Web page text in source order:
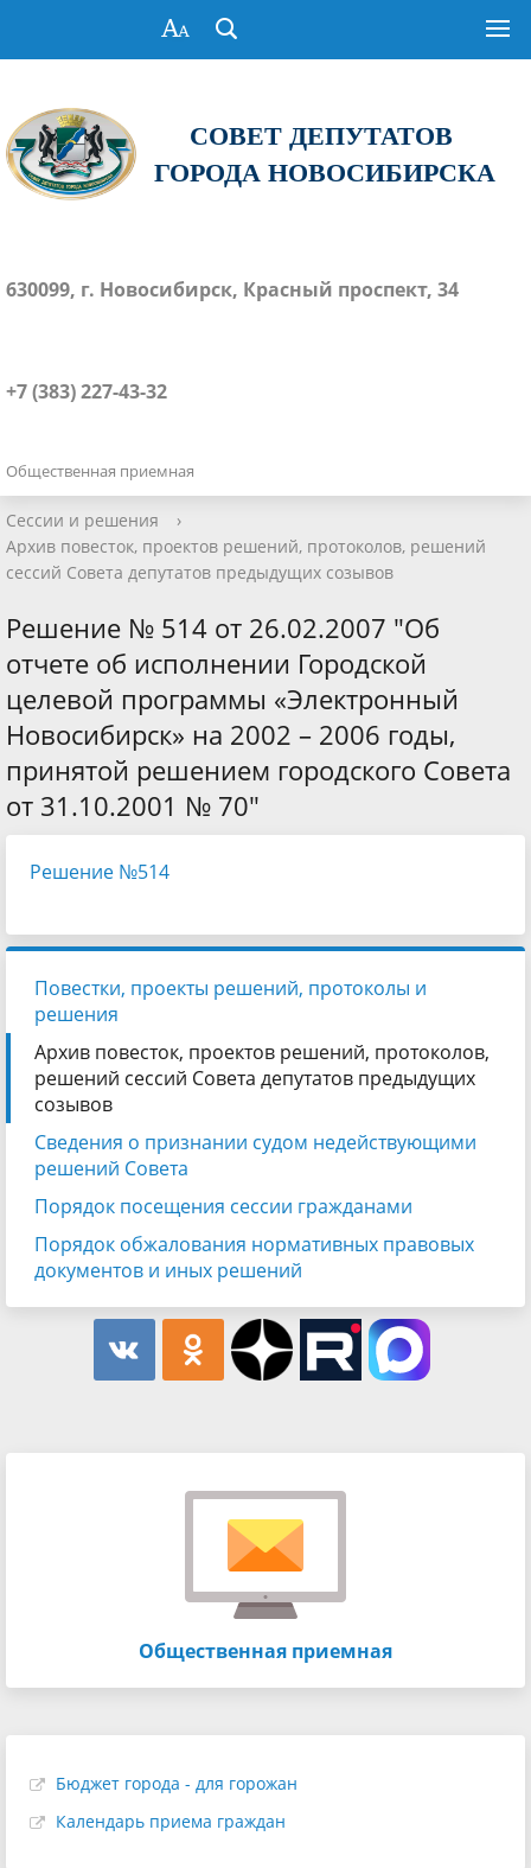
СОВЕТ ДЕПУТАТОВ
ГОРОДА НОВОСИБИРСКА
630099, г. Новосибирск, Красный проспект, 34
+7 (383) 227-43-32
Общественная приемная
Сессии и решения
›
Архив повесток, проектов решений, протоколов, решений
сессий Совета депутатов предыдущих созывов
Решение № 514 от 26.02.2007 "Об
отчете об исполнении Городской
целевой программы «Электронный
Новосибирск» на 2002 – 2006 годы,
принятой решением городского Совета
от 31.10.2001 № 70"
Решение №514
Повестки, проекты решений, протоколы и
решения
Архив повесток, проектов решений, протоколов,
решений сессий Совета депутатов предыдущих
созывов
Сведения о признании судом недействующими
решений Совета
Порядок посещения сессии гражданами
Порядок обжалования нормативных правовых
документов и иных решений
Общественная приемная
Бюджет города - для горожан
Календарь приема граждан